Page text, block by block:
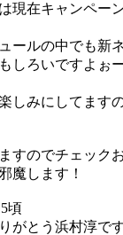
現在キャンペー
ールの中でも新
しろいですよぉ
しみにしてます
すのでチェック
魔します！
頃
がとう浜村淳です